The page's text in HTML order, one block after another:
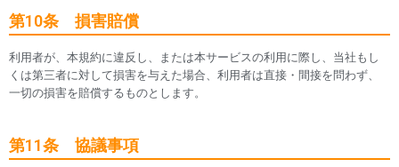
第10条 損害賠償
利用者が、本規約に違反し、または本サービスの利用に際し、当社もし
くは第三者に対して損害を与えた場合、利用者は直接・間接を問わず、
一切の損害を賠償するものとします。
第11条 協議事項